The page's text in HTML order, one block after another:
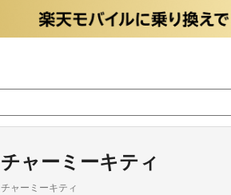
チャーミーキティ
チャーミーキティ